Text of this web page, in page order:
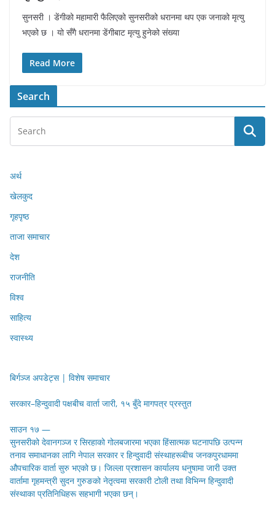
सुनसरी । डेंगीको महामारी फैलिएको सुनसरीको धरानमा थप एक जनाको मृत्यु
भएको छ । यो सँगै धरानमा डेंगीबाट मृत्यु हुनेको संख्या
Read More
Search
अर्थ
खेलकुद
गृहपृष्ठ
ताजा समाचार
देश
राजनीति
विश्व
साहित्य
स्वास्थ्य
बिर्गञ्ज अपडेट्स | विशेष समाचार
सरकार–हिन्दुवादी पक्षबीच वार्ता जारी, १५ बुँदे मागपत्र प्रस्तुत
साउन १७ —
सुनसरीको देवानगञ्ज र सिरहाको गोलबजारमा भएका हिंसात्मक घटनापछि उत्पन्न
तनाव समाधानका लागि नेपाल सरकार र हिन्दुवादी संस्थाहरूबीच जनकपुरधाममा
औपचारिक वार्ता सुरु भएको छ। जिल्ला प्रशासन कार्यालय धनुषामा जारी उक्त
वार्तामा गृहमन्त्री सुदन गुरुङको नेतृत्वमा सरकारी टोली तथा विभिन्न हिन्दुवादी
संस्थाका प्रतिनिधिहरू सहभागी भएका छन्।